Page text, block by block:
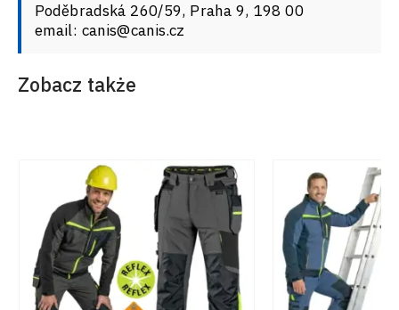
Poděbradská 260/59, Praha 9, 198 00
email: canis@canis.cz
Zobacz także